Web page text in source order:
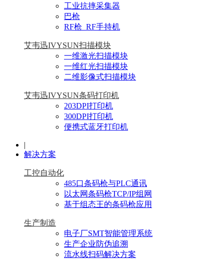
工业抗摔采集器
巴枪
RF枪_RF手持机
艾韦迅IVYSUN扫描模块
一维激光扫描模块
一维红光扫描模块
二维影像式扫描模块
艾韦迅IVYSUN条码打印机
203DPI打印机
300DPI打印机
便携式蓝牙打印机
|
解决方案
工控自动化
485口条码枪与PLC通讯
以太网条码枪TCP/IP组网
基于组态王的条码枪应用
生产制造
电子厂SMT智能管理系统
生产企业防伪追溯
流水线扫码解决方案